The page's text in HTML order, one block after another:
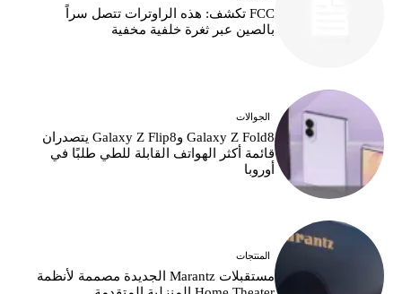
FCC تكشف: هذه الراوترات تتصل سراً
بالصين عبر ثغرة خلفية مخفية
الجوالات
Galaxy Z Fold8 وGalaxy Z Flip8 يتصدران
قائمة أكثر الهواتف القابلة للطي طلبًا في
أوروبا
المنتجات
مستقبلات Marantz الجديدة مصممة لأنظمة